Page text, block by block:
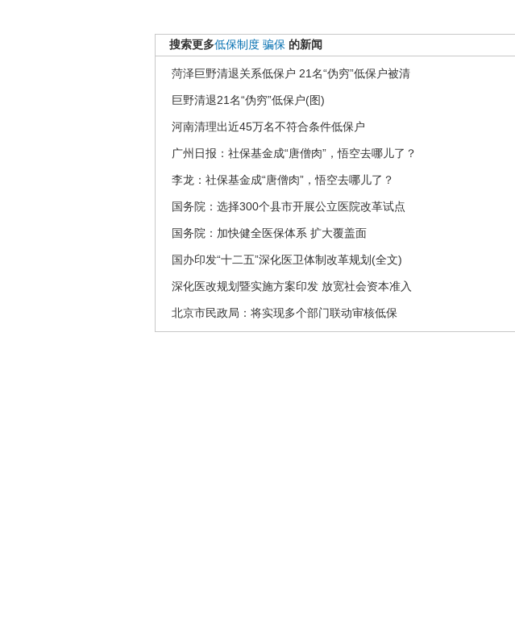
搜索更多低保制度 骗保 的新闻
菏泽巨野清退关系低保户 21名“伪穷”低保户被清
巨野清退21名“伪穷”低保户(图)
河南清理出近45万名不符合条件低保户
广州日报：社保基金成“唐僧肉”，悟空去哪儿了？
李龙：社保基金成“唐僧肉”，悟空去哪儿了？
国务院：选择300个县市开展公立医院改革试点
国务院：加快健全医保体系 扩大覆盖面
国办印发“十二五”深化医卫体制改革规划(全文)
深化医改规划暨实施方案印发 放宽社会资本准入
北京市民政局：将实现多个部门联动审核低保